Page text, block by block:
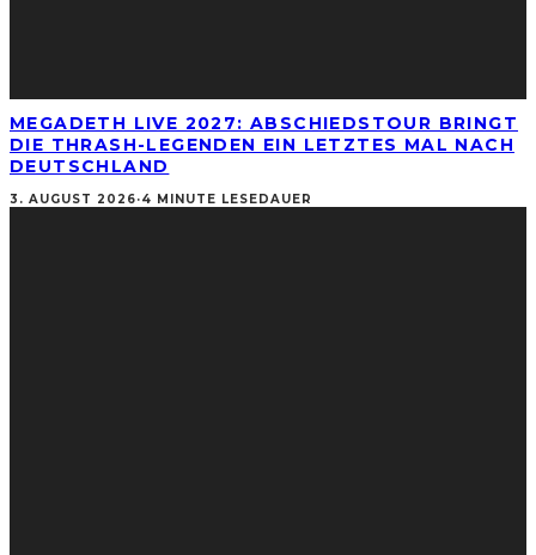
MEGADETH LIVE 2027: ABSCHIEDSTOUR BRINGT
DIE THRASH-LEGENDEN EIN LETZTES MAL NACH
DEUTSCHLAND
3. AUGUST 2026·4 MINUTE LESEDAUER